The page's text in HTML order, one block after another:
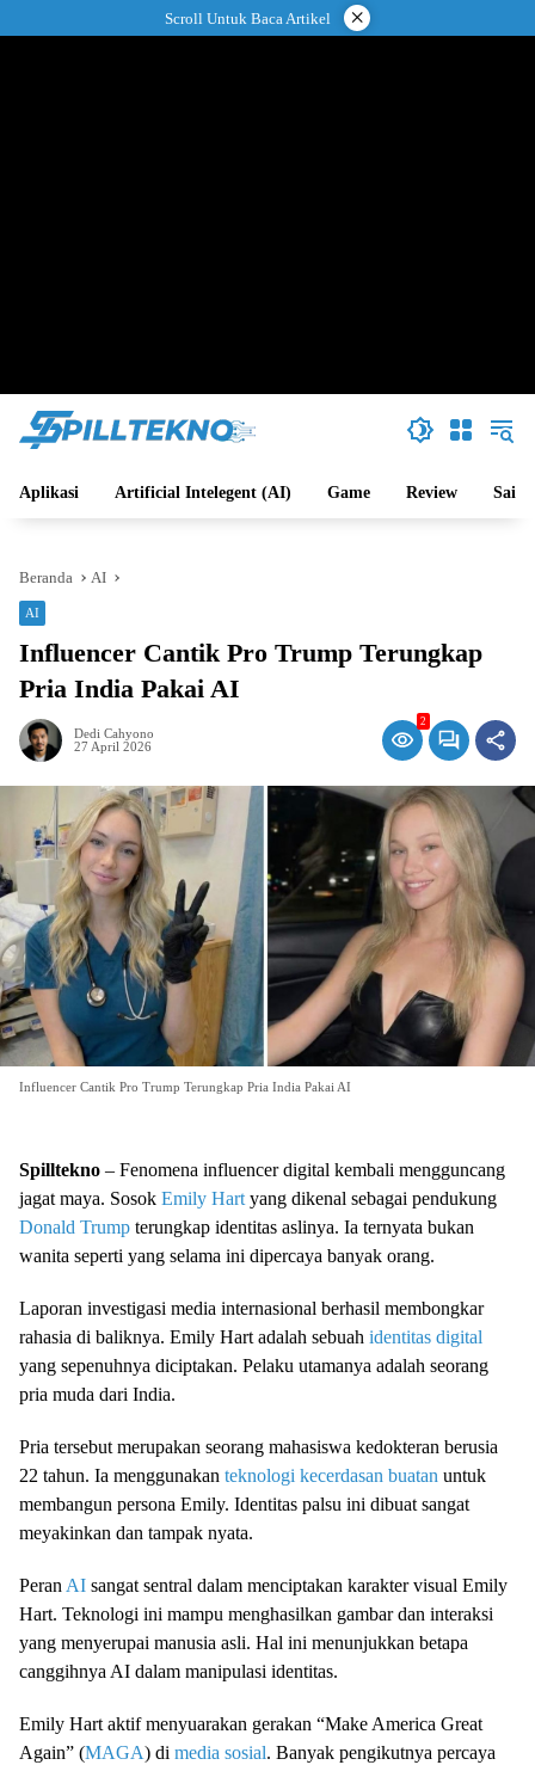
ke
Scroll Untuk Baca Artikel ×
Aplikasi Artificial Intelegent (AI) Game Review Sains
Beranda AI
AI
Influencer Cantik Pro Trump Terungkap
Pria India Pakai AI
Dedi Cahyono
27 April 2026
2
Influencer Cantik Pro Trump Terungkap Pria India Pakai AI
Spilltekno – Fenomena influencer digital kembali mengguncang
jagat maya. Sosok Emily Hart yang dikenal sebagai pendukung
Donald Trump terungkap identitas aslinya. Ia ternyata bukan
wanita seperti yang selama ini dipercaya banyak orang.
Laporan investigasi media internasional berhasil membongkar
rahasia di baliknya. Emily Hart adalah sebuah identitas digital
yang sepenuhnya diciptakan. Pelaku utamanya adalah seorang
pria muda dari India.
Pria tersebut merupakan seorang mahasiswa kedokteran berusia
22 tahun. Ia menggunakan teknologi kecerdasan buatan untuk
membangun persona Emily. Identitas palsu ini dibuat sangat
meyakinkan dan tampak nyata.
Peran AI sangat sentral dalam menciptakan karakter visual Emily
Hart. Teknologi ini mampu menghasilkan gambar dan interaksi
yang menyerupai manusia asli. Hal ini menunjukkan betapa
canggihnya AI dalam manipulasi identitas.
Emily Hart aktif menyuarakan gerakan “Make America Great
Again” (MAGA) di media sosial. Banyak pengikutnya percaya